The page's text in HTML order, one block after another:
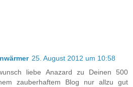
25. August 2012 um 10:58
liebe Anazard zu Deinen 500
zauberhaftem Blog nur allzu gut